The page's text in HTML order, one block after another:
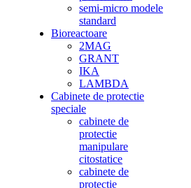
semi-micro modele
standard
Bioreactoare
2MAG
GRANT
IKA
LAMBDA
Cabinete de protectie
speciale
cabinete de
protectie
manipulare
citostatice
cabinete de
protectie